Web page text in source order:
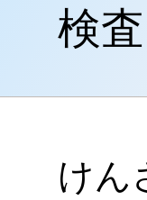
検
けん